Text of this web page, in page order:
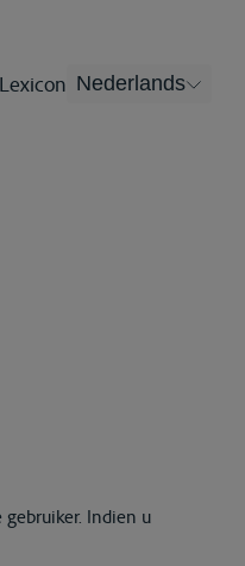
Lexicon Nederlands
Indien u